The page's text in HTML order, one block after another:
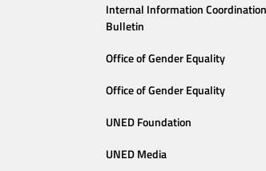
Internal Information Coordination
Bulletin
Office of Gender Equality
Office of Gender Equality
UNED Foundation
UNED Media